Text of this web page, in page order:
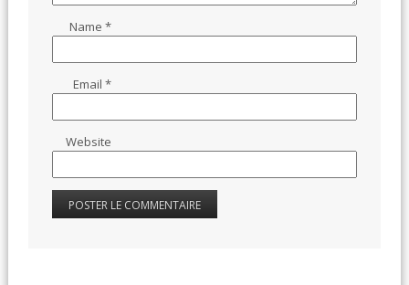
Name*
Email*
Website